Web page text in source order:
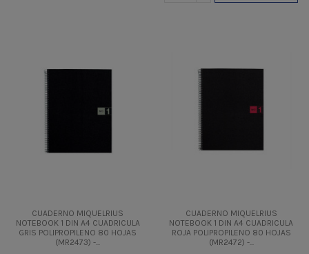
CUADERNO MIQUELRIUS
NOTEBOOK 1 DIN A4 CUADRICULA
GRIS POLIPROPILENO 80 HOJAS
(MR2473) -...
CUADERNO MIQUELRIUS
NOTEBOOK 1 DIN A4 CUADRICULA
ROJA POLIPROPILENO 80 HOJAS
(MR2472) -...